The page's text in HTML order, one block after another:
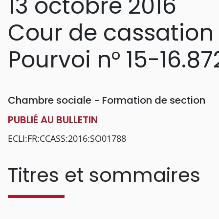
Cour de cassation
Pourvoi n° 15-
Chambre sociale - Formation de section
PUBLIÉ AU BULLETIN
ECLI:FR:CCASS:2016:SO01788
Titres et sommaires